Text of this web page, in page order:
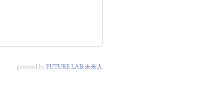
powered by FUTURE LAB 未来人